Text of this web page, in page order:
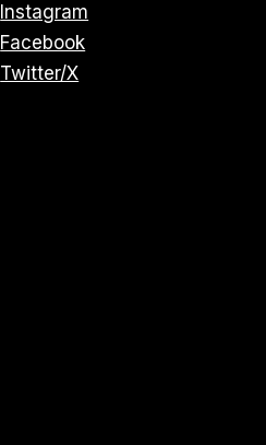
Instagram
Facebook
Twitter/X